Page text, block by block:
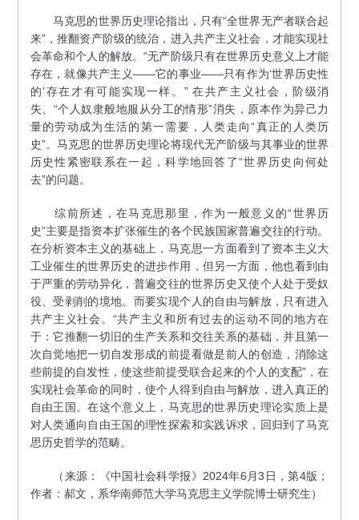
马克思的世界历史理论指出，只有“全世界无产者联合起
来”，推翻资产阶级的统治，进入共产主义社会，才能实现社
会革命和个人的解放。“无产阶级只有在世界历史意义上才能
存在，就像共产主义——它的事业——只有作为‘世界历史性
的’存在才有可能实现一样。” 在共产主义社会，阶级消
失、“个人奴隶般地服从分工的情形”消失，原本作为异己力
量的劳动成为生活的第一需要，人类走向“真正的人类历
史”。马克思的世界历史理论将现代无产阶级与其事业的世界
历史性紧密联系在一起，科学地回答了“世界历史向何处
去”的问题。
综前所述，在马克思那里，作为一般意义的“世界历
史”主要是指资本扩张催生的各个民族国家普遍交往的行动。
在分析资本主义的基础上，马克思一方面看到了资本主义大
工业催生的世界历史的进步作用，但另一方面，他也看到由
于严重的劳动异化，普遍交往的世界历史又使个人处于受奴
役、受剥削的境地。而要实现个人的自由与解放，只有进入
共产主义社会。“共产主义和所有过去的运动不同的地方在
于：它推翻一切旧的生产关系和交往关系的基础，并且第一
次自觉地把一切自发形成的前提看做是前人的创造，消除这
些前提的自发性，使这些前提受联合起来的个人的支配”，在
实现社会革命的同时，使个人得到自由与解放，进入真正的
自由王国。在这个意义上，马克思的世界历史理论实质上是
对人类通向自由王国的理性探索和实践诉求，回归到了马克
思历史哲学的范畴。
（来源：《中国社会科学报》2024年6月3日，第4版；
作者：郝文，系华南师范大学马克思主义学院博士研究生）